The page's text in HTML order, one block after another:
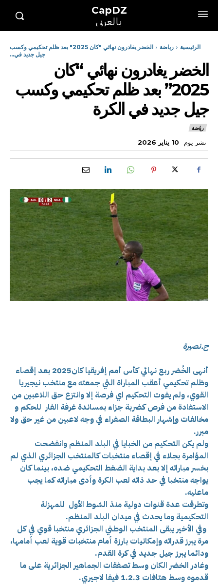
CapDZ
بالعربي
الرئيسية رياضة
الخضر يغادرون نهائي "كان 2025" بعد ظلم تحكيمي وكسب
جيل جديد في...
الخضر يغادرون نهائي “كان
2025” بعد ظلم تحكيمي وكسب
جيل جديد في الكرة
رياضة
نشر يوم 10 يناير 2026
ح.نصيرة
أنهى الخُضر ربع نهائي كأس أمم إفريقيا كان2025 بعد إقصاء
وظلم تحكيمي أعقب المباراة التي جمعته مع منتخب نيجيريا
القوي، ولم يفوت التحكيم اي فرصة إلا وانتزع حق اللاعبين من
الاستفادة من فرص كضربة جزاء بمساندة غرفة الفار للحكم و
مخالفات وإشهار البطاقة الصفراء في وجه لاعبين من غير حق ولا
مبرر.
ولم يكن التحكيم من الخبايا في البلد المنظم وانفضحت
المؤامرة بجلاء في إقصاء منتخبات كالمنتخب الجزائري الذي لم
بخسر مباراته إلا بعد بداية الضغط التحكيمي ضده، بينما كان
يواجه منتخبا في حد ذاته لعب الكرة وأدى مباراته كما يجب
ماعليه.
وتطرقت عدة قنوات دولية منذ الشوط الأول للمهزلة
التحكيمية وما يحدث في ميدان البلد المنظم.
وفي الأخير يبقى المنتخب الوطني الجزائري منتخبا قوي في كل
مرة يبرز قدراته وإمكانيات بارزة أمام منتخبات قوية لعب أمامها،
ودائما يبرز جيل جديد في كرة القدم.
وغادر الخضر الكان وسط تصفقات الجماهير الجزائرية على ما
قدموه وسط هتافات 1.2.3 فيفا لاجيري.